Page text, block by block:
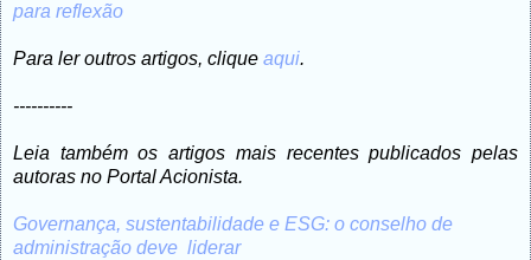
para reflexão
Para ler outros artigos, clique aqui.
----------
Leia também os artigos mais recentes publicados pelas
autoras no Portal Acionista.
Governança, sustentabilidade e ESG: o conselho de
administração deve liderar